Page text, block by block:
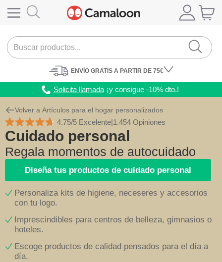
ENVÍO GRATIS A PARTIR DE 75€
Solicita llamada ¡y consigue -10% dto.!
Volver a Artículos para el hogar personalizados
4.75/5 Excelente|1.454 Opiniones
Cuidado personal
Regala momentos de autocuidado
Diseña tus productos de cuidado personal
Personaliza kits de higiene, neceseres y accesorios
con tu logo.
Imprescindibles para centros de belleza, gimnasios o
hoteles.
Escoge productos de calidad pensados para el día a
día.